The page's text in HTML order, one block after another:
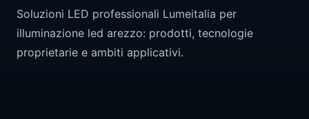
Soluzioni LED professionali Lumeitalia per
illuminazione led arezzo: prodotti, tecnologie
proprietarie e ambiti applicativi.